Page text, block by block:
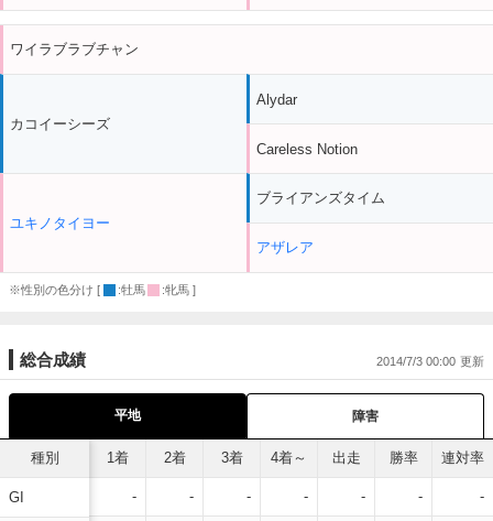
ワイラブラブチャン
カコイーシーズ
ユキノタイヨー
Alydar
Careless Notion
ブライアンズタイム
アザレア
※性別の色分け [ :牡馬 :牝馬 ]
総合成績 2014/7/3 00:00
平地 障害
種別
GI
1着 2着 3着 4着～ 出走 勝率 連対率
- - - - - - -